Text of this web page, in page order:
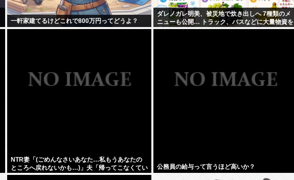
一軒家建てるけどこれで800万円ってどうよ？
ダレノガレ明美、被災地で炊き出しへ 7種類のメ
ニューも公開… トラック、バスなどに大量物資を
搭載して熊本へ
NTR妻「(ごめんなさいあなた…私もうあなたの
ところへ戻れないかも…)」夫「帰ってこなくてい
いよ」
公務員の給与って言うほど高いか？